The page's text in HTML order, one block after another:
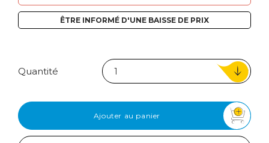
ÊTRE INFORMÉ D'UNE BAISSE DE PRIX
Quantité
Ajouter au panier